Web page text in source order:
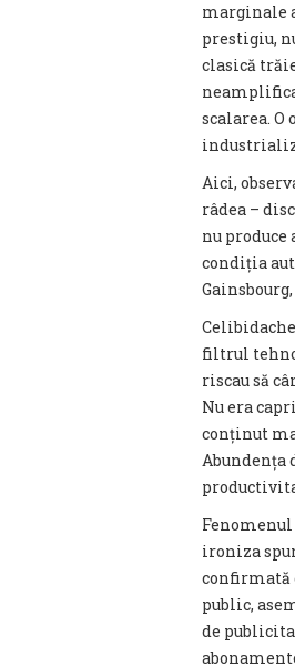
marginale
prestigiu,
clasică
scalarea.
Aici,
râdea –
nu
condiția
filtrul
riscau să
Nu era
conținut
Abundența
ironiza
confirmată
public,
de